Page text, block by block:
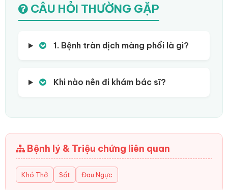
CÂU HỎI THƯỜNG GẶP
1. Bệnh tràn dịch màng phổi là gì?
Khi nào nên đi khám bác sĩ?
Bệnh lý & Triệu chứng liên quan
Khó Thở Sốt Đau Ngực